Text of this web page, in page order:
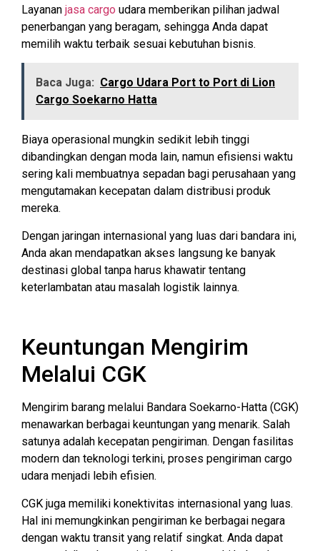
Layanan jasa cargo udara memberikan pilihan jadwal
penerbangan yang beragam, sehingga Anda dapat
memilih waktu terbaik sesuai kebutuhan bisnis.
Baca Juga: Cargo Udara Port to Port di Lion
Cargo Soekarno Hatta
Biaya operasional mungkin sedikit lebih tinggi
dibandingkan dengan moda lain, namun efisiensi waktu
sering kali membuatnya sepadan bagi perusahaan yang
mengutamakan kecepatan dalam distribusi produk
mereka.
Dengan jaringan internasional yang luas dari bandara ini,
Anda akan mendapatkan akses langsung ke banyak
destinasi global tanpa harus khawatir tentang
keterlambatan atau masalah logistik lainnya.
Keuntungan Mengirim
Melalui CGK
Mengirim barang melalui Bandara Soekarno-Hatta (CGK)
menawarkan berbagai keuntungan yang menarik. Salah
satunya adalah kecepatan pengiriman. Dengan fasilitas
modern dan teknologi terkini, proses pengiriman cargo
udara menjadi lebih efisien.
CGK juga memiliki konektivitas internasional yang luas.
Hal ini memungkinkan pengiriman ke berbagai negara
dengan waktu transit yang relatif singkat. Anda dapat